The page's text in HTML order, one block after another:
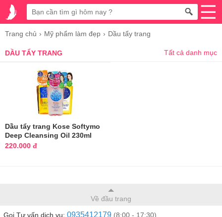
Trang chủ Mỹ phẩm làm đẹp Dầu tẩy trang
DẦU TẨY TRANG Tất cả danh mục
Dầu tẩy trang Kose Softymo
Deep Cleansing Oil 230ml
Nhật Bản
220.000 đ
Về đầu trang
Gọi Tư vấn dịch vụ: 0935412179 (8:00 - 17:30)